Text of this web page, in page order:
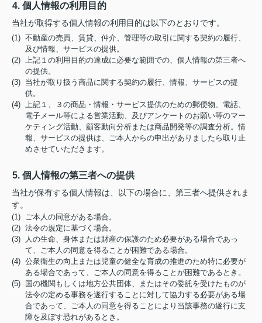
4. 個人情報の利用目的
当社が取得する個人情報の利用目的は以下のとおりです。
(1) 不動産の売買、賃貸、仲介、管理等の取引に関する契約の履行、
及び情報、サービスの提供。
(2) 上記１の利用目的の達成に必要な範囲での、個人情報の第三者へ
の提供。
(3) 当社が取り扱う商品に関する契約の履行、情報、サービスの提
供。
(4) 上記１、３の商品・情報・サービス提供のための郵便物、電話、
電子メール等による営業活動、及びアンケートのお願い等のマー
ケティング活動、顧客動向分析または商品開発等の調査分析。情
報、サービスの提供は、ご本人からの申出がありましたら取り止
めさせていただきます。
5. 個人情報の第三者への提供
当社が保有する個人情報は、以下の場合に、第三者へ提供されま
す。
(1) ご本人の同意がある場合。
(2) 法令の規定に基づく場合。
(3) 人の生命、身体または財産の保護のため必要がある場合であっ
て、ご本人の同意を得ることが困難である場合。
(4) 公衆衛生の向上または児童の健全な育成の推進のため特に必要が
ある場合であって、ご本人の同意を得ることが困難であるとき。
(5) 国の機関もしくは地方公共団体、またはその委託を受けたものが
法令の定める事務を遂行することに対して協力する必要がある場
合であって、ご本人の同意を得ることにより当該事務の遂行に支
障を及ぼす恐れがあるとき。